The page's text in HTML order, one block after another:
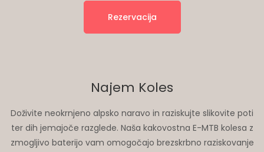
Rezervacija
Najem Koles
Doživite neokrnjeno alpsko naravo in raziskujte slikovite poti
ter dih jemajoče razglede. Naša kakovostna E-MTB kolesa z
zmogljivo baterijo vam omogočajo brezskrbno raziskovanje